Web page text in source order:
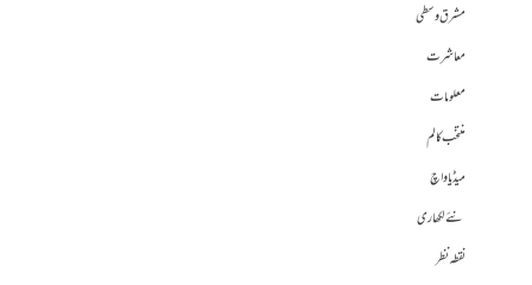
مشرق وسطی
معاشرت
معلومات
منتخب کالم
میڈیا واچ
نئے لکھاری
نقطہ نظر